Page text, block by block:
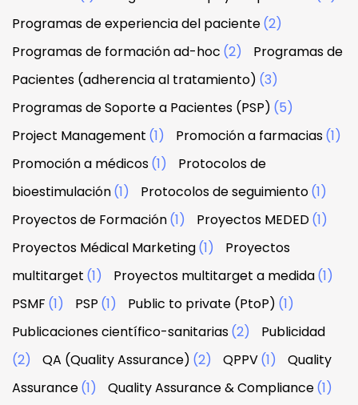
Programas de experiencia del paciente(2)
Programas de formación ad-hoc (2)
Programas de
Pacientes (adherencia al tratamiento) (3)
Programas de Soporte a Pacientes (PSP) (5)
Project Management (1) Promoción a farmacias(1)
Promoción a médicos(1)
Protocolos de
bioestimulación(1) Protocolos de seguimiento(1)
Proyectos de Formación(1) Proyectos MEDED(1)
Proyectos Médical Marketing(1)
Proyectos
multitarget (1) Proyectos multitarget a medida(1)
PSMF (1) PSP (1) Public to private (PtoP) (1)
Publicaciones científico-sanitarias(2)
Publicidad
(2)
QA (Quality Assurance) (2) QPPV(1)
Quality
Assurance(1) Quality Assurance & Compliance(1)